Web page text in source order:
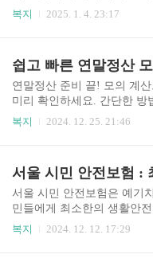
위할 수 있도록 돕기 위해 설
기본소득 지원 확대와 함께
활할 수 있는 환경을 조성하
습니다. 생계급여와 의료급..
지원하기 위해 운영됩니다.
도로, 국민이 일정 기간 동안
정해진 요건을 충족할 경우
사유로 연금이 지급됩니다.
은 모든 국민이 노후에 기본
있도록 돕는 것입니다. 특히
민연금 수령액이 변화할 것
유는 보험료율 인상과 연금 ..
복지 2025. 1. 4. 23:17
쉽고 빠른 연말정산
연말정산 준비 끝! 모의 계
미리 확인하세요. 간단한 방
지금 바로 따라 해 보세요!
번 글에서는 연말정산 모의
하는 팁을 소개합니다. 1. 연
란? 연말정산 모의 계산은
제 항목을 입력해 예상 세액
다. 이를 통해 추가 납부할
복지 2024. 12. 25. 21:46
서울 시민 안전보험은 예기
민들에게 최소한의 생활안
제도입니다. 이는 시민들의
복지 2024. 12. 12. 17:29